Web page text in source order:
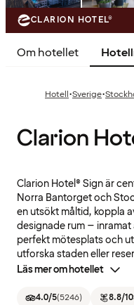
CLARION HOTEL®
Om hotellet
Hotell·Sverige·
Clarion
Clarion Hotel® Sign är
Norra Bantorget och
en utsökt måltid, koppla
designade rum – inramat
perfekt mötesplats och
utforska staden eller
Läs mer om hotellet
4.0/5(5246) 8.8/10